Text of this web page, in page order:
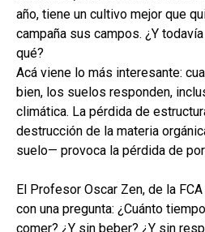
año, tiene un cultivo mejor que
campaña sus campos. ¿Y
qué?
Acá viene lo más interesante:
bien, los suelos responden,
climática. La pérdida de
destrucción de la materia
suelo— provoca la pérdida de
El Profesor Oscar Zen, de la
con una pregunta: ¿Cuánto
comer? ¿Y sin beber? ¿Y sin